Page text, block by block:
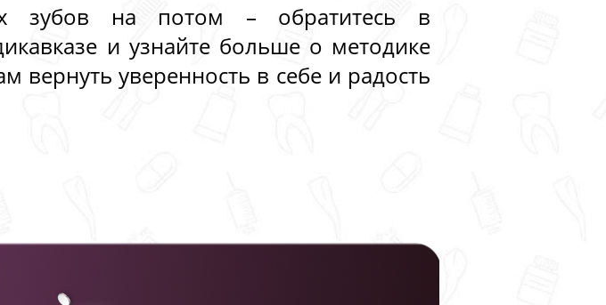
зубов на потом – обратитесь в
и узнайте больше о методике
вернуть уверенность в себе и радость